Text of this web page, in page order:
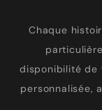
Chaque
disponibilité de
personnalisée,